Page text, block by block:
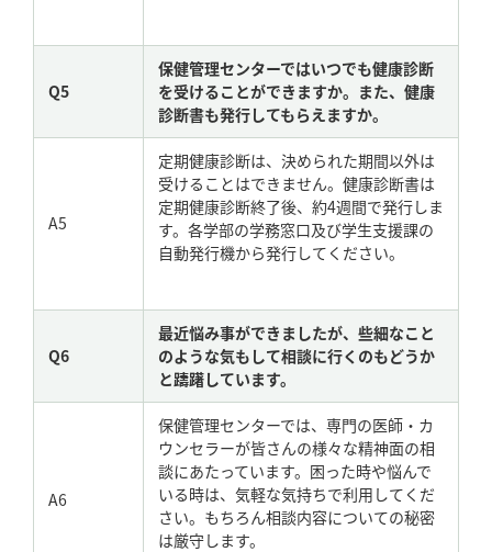
Q5
保健管理センターではいつでも健康診断
を受けることができますか。また、健康
診断書も発行してもらえますか。
A5
定期健康診断は、決められた期間以外は
受けることはできません。健康診断書は
定期健康診断終了後、約4週間で発行しま
す。各学部の学務窓口及び学生支援課の
自動発行機から発行してください。
Q6
最近悩み事ができましたが、些細なこと
のような気もして相談に行くのもどうか
と躊躇しています。
A6
保健管理センターでは、専門の医師・カ
ウンセラーが皆さんの様々な精神面の相
談にあたっています。困った時や悩んで
いる時は、気軽な気持ちで利用してくだ
さい。もちろん相談内容についての秘密
は厳守します。